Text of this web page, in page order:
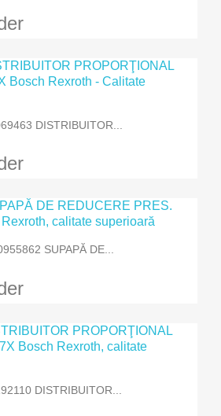
DISTRIBUITOR...
SUPAPĂ DE...
DISTRIBUITOR...